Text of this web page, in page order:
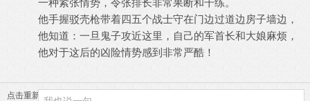
一种紧张情势，令张排长非常果断和干练。
他手握驳壳枪带着四五个战士守在门边过道边房子墙边，
他知道：一旦鬼子攻近这里，自己的军首长和大娘麻烦，
他对于这后的凶险情势感到非常严酷！
点击重新加载